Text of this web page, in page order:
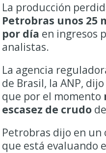
La producción
Petrobras unos 25
por día en ingresos
analistas.
La agencia
de Brasil, la ANP,
que por el momento
escasez de crudo
Petrobras dijo en un
que está evaluando